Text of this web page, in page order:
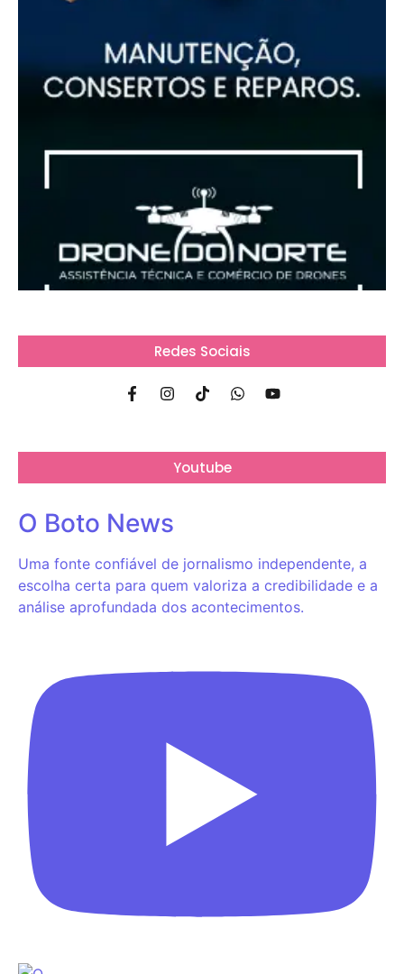
Redes Sociais
Youtube
O Boto News
Uma fonte confiável de jornalismo independente, a
escolha certa para quem valoriza a credibilidade e a
análise aprofundada dos acontecimentos.